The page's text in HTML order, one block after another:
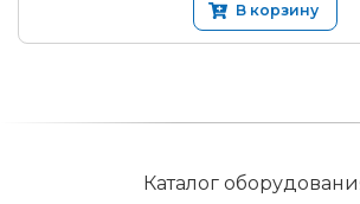
В корзину
Каталог